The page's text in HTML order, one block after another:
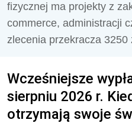
fizycznej ma projekty z
commerce, administracji
zlecenia przekracza 3250
Wcześniejsze
sierpniu 2026 r.
otrzymają swoje